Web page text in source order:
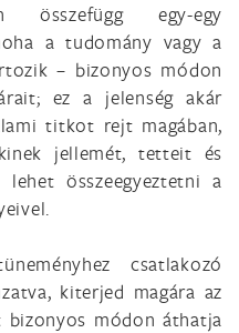
összefügg egy-egy
a tudomány vagy a
– bizonyos módon
ez a jelenség akár
titkot rejt magában,
jellemét, tetteit és
összeegyeztetni a
csatlakozó
kiterjed magára az
bizonyos módon áthatja